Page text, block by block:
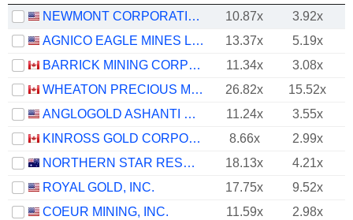
NEWMONT CORPORATION 10.87x
3.92x
AGNICO EAGLE MINES LIMITED
13.37x
5.19x
BARRICK MINING CORPORATION
11.34x
3.08x
WHEATON PRECIOUS METALS CORP.
26.82x 15.52x
ANGLOGOLD ASHANTI PLC
11.24x
3.55x
KINROSS GOLD CORPORATION
8.66x
2.99x
NORTHERN STAR RESOURCES LIMITED
18.13x
4.21x
ROYAL GOLD, INC.
17.75x 9.52x
COEUR MINING, INC.
11.59x
2.98x